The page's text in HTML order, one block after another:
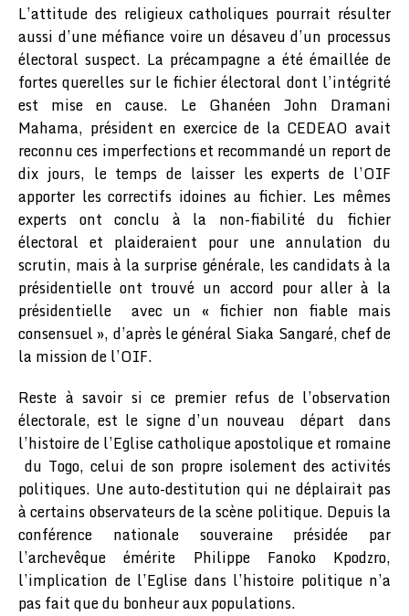
L’attitude des religieux catholiques pourrait résulter
aussi d’une méfiance voire un désaveu d’un processus
électoral suspect. La précampagne a été émaillée de
fortes querelles sur le fichier électoral dont l’intégrité
est mise en cause. Le Ghanéen John Dramani
Mahama, président en exercice de la CEDEAO avait
reconnu ces imperfections et recommandé un report de
dix jours, le temps de laisser les experts de l’OIF
apporter les correctifs idoines au fichier. Les mêmes
experts ont conclu à la non-fiabilité du fichier
électoral et plaideraient pour une annulation du
scrutin, mais à la surprise générale, les candidats à la
présidentielle ont trouvé un accord pour aller à la
présidentielle avec un « fichier non fiable mais
consensuel », d’après le général Siaka Sangaré, chef de
la mission de l’OIF.
Reste à savoir si ce premier refus de l’observation
électorale, est le signe d’un nouveau départ dans
l’histoire de l’Eglise catholique apostolique et romaine
du Togo, celui de son propre isolement des activités
politiques. Une auto-destitution qui ne déplairait pas
à certains observateurs de la scène politique. Depuis la
conférence nationale souveraine présidée par
l’archevêque émérite Philippe Fanoko Kpodzro,
l’implication de l’Eglise dans l’histoire politique n’a
pas fait que du bonheur aux populations.